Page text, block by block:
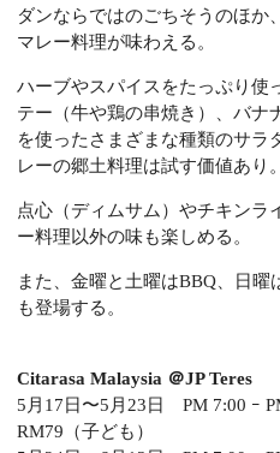
ダンならではのごちそうのほか
マレー料理が味わえる。
ハーブやスパイスをたっぷり使
テー（牛や鶏の串焼き）、バナ
を使ったさまざまな種類のサラ
レーの郷土料理は試す価値あり。
点心（ディムサム）やチキンラ
ー料理以外の味も楽しめる。
また、金曜と土曜はBBQ、日
も登場する。
Citarasa Malaysia ＠JP Teres
5月17日〜5月23日 PM 7:00 ｰ
RM79（子ども）